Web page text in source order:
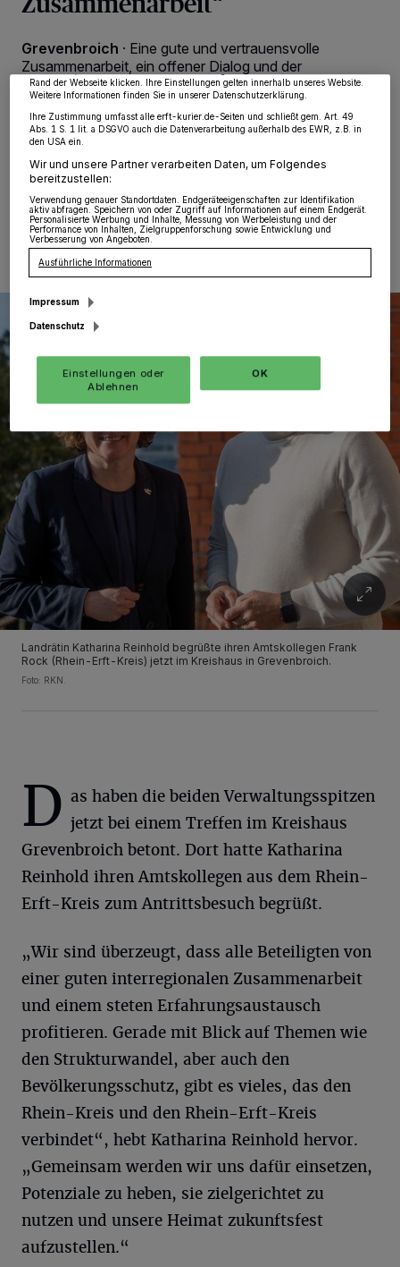
Grevenbroich · Eine gute und vertrauensvolle
Zusammenarbeit, ein offener Dialog und der
zukunftsorientierte Einsatz für das Wohl der Region –
dafür setzen sich Landrätin Katharina Reinhold und
Frank Rock, Landrat des Rhein-Erft-Kreises,
gemeinsam ein.
28.01.2026 , 12:36 Uhr Eine Minute Lesezeit
Landrätin Katharina Reinhold begrüßte ihren Amtskollegen Frank
Rock (Rhein-Erft-Kreis) jetzt im Kreishaus in Grevenbroich.
Foto: RKN.
D as haben die beiden Verwaltungsspitzen
jetzt bei einem Treffen im Kreishaus
Grevenbroich betont. Dort hatte Katharina
Reinhold ihren Amtskollegen aus dem Rhein-
Erft-Kreis zum Antrittsbesuch begrüßt.
„Wir sind überzeugt, dass alle Beteiligten von
einer guten interregionalen Zusammenarbeit
und einem steten Erfahrungsaustausch
profitieren. Gerade mit Blick auf Themen wie
den Strukturwandel, aber auch den
Bevölkerungsschutz, gibt es vieles, das den
Rhein-Kreis und den Rhein-Erft-Kreis
verbindet“, hebt Katharina Reinhold hervor.
„Gemeinsam werden wir uns dafür einsetzen,
Potenziale zu heben, sie zielgerichtet zu
nutzen und unsere Heimat zukunftsfest
aufzustellen.“
von OK aktivieren Sie Tracking-Technologien für die unter „Wir und unsere
möglicherweise nicht mehr so relevant für Sie. Sie können dieses Menü jederzeit
wieder aufrufen, um Ihre Einstellungen zu ändern oder Ihre Einwilligung zu
widerrufen, indem Sie auf den Link Einstellungen oder Ablehnen am unteren
Rand der Webseite klicken. Ihre Einstellungen gelten innerhalb unseres Website.
Weitere Informationen finden Sie in unserer Datenschutzerklärung.
Ihre Zustimmung umfasst alle erft-kurier.de-Seiten und schließt gem. Art. 49
Abs. 1 S. 1 lit. a DSGVO auch die Datenverarbeitung außerhalb des EWR, z.B. in
den USA ein.
Wir und unsere Partner verarbeiten Daten, um Folgendes
bereitzustellen:
Verwendung genauer Standortdaten. Endgeräteeigenschaften zur Identifikation
aktiv abfragen. Speichern von oder Zugriff auf Informationen auf einem Endgerät.
Personalisierte Werbung und Inhalte, Messung von Werbeleistung und der
Performance von Inhalten, Zielgruppenforschung sowie Entwicklung und
Verbesserung von Angeboten.
Ausführliche Informationen
Impressum
Datenschutz
Einstellungen oder
Ablehnen
OK